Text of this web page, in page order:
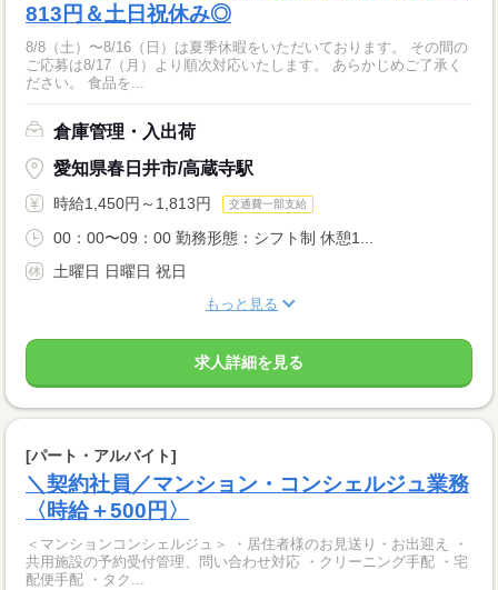
813円＆土日祝休み◎
8/8（土）〜8/16（日）は夏季休暇をいただいております。 その間の
ご応募は8/17（月）より順次対応いたします。 あらかじめご了承く
ださい。 食品を...
倉庫管理・入出荷
愛知県春日井市/高蔵寺駅
時給1,450円～1,813円 交通費一部支給
00：00〜09：00 勤務形態：シフト制 休憩1...
土曜日 日曜日 祝日
もっと見る
求人詳細を見る
[パート・アルバイト]
＼契約社員／マンション・コンシェルジュ業務
〈時給＋500円〉
＜マンションコンシェルジュ＞ ・居住者様のお見送り・お出迎え ・
共用施設の予約受付管理、問い合わせ対応 ・クリーニング手配 ・宅
配便手配 ・タク...